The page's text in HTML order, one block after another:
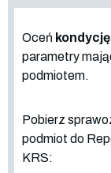
Oceń
parametry
podmiotem.
Pobierz
podmiot do
KRS: